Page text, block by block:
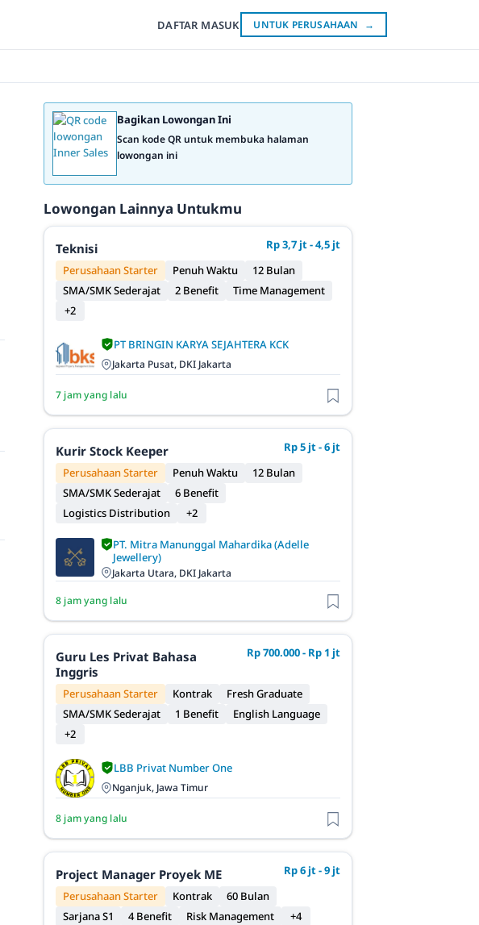
DAFTAR MASUK UNTUK PERUSAHAAN →
Bagikan Lowongan Ini
Scan kode QR untuk membuka halaman
lowongan ini
Lowongan Lainnya Untukmu
Teknisi
Rp 3,7 jt - 4,5 jt
Perusahaan Starter
Penuh Waktu
12 Bulan
SMA/SMK Sederajat
2 Benefit
Time Management
+2
PT BRINGIN KARYA SEJAHTERA KCK
Jakarta Pusat, DKI Jakarta
7 jam yang lalu
Kurir Stock Keeper
Rp 5 jt - 6 jt
Perusahaan Starter
Penuh Waktu
12 Bulan
SMA/SMK Sederajat
6 Benefit
Logistics Distribution
+2
PT. Mitra Manunggal Mahardika (Adelle
Jewellery)
Jakarta Utara, DKI Jakarta
8 jam yang lalu
Guru Les Privat Bahasa
Inggris
Rp 700.000 - Rp 1 jt
Perusahaan Starter Kontrak
Fresh Graduate
SMA/SMK Sederajat
1 Benefit
English Language
+2
LBB Privat Number One
Nganjuk, Jawa Timur
8 jam yang lalu
Project Manager Proyek ME
Rp 6 jt - 9 jt
Perusahaan Starter
Kontrak
60 Bulan
Sarjana S1
4 Benefit Risk Management +4